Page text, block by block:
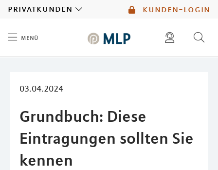
kunden-login
privatkunden
menü
03.04.2024
Grundbuch: Diese
Eintragungen sollten Sie
kennen